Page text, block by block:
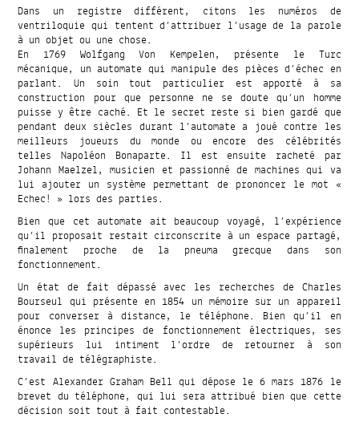
Dans un registre différent, citons les numéros de
ventriloquie qui tentent d’attribuer l’usage de la parole
à un objet ou une chose.
En 1769 Wolfgang Von Kempelen, présente le Turc
mécanique, un automate qui manipule des pièces d’échec en
parlant. Un soin tout particulier est apporté à sa
construction pour que personne ne se doute qu’un homme
puisse y être caché. Et le secret reste si bien gardé que
pendant deux siècles durant l’automate a joué contre les
meilleurs joueurs du monde ou encore des célébrités
telles Napoléon Bonaparte. Il est ensuite racheté par
Johann Maelzel, musicien et passionné de machines qui va
lui ajouter un système permettant de prononcer le mot «
Echec! » lors des parties.
Bien que cet automate ait beaucoup voyagé, l’expérience
qu’il proposait restait circonscrite à un espace partagé,
finalement proche de la pneuma grecque dans son
fonctionnement.
Un état de fait dépassé avec les recherches de Charles
Bourseul qui présente en 1854 un mémoire sur un appareil
pour converser à distance, le téléphone. Bien qu’il en
énonce les principes de fonctionnement électriques, ses
supérieurs lui intiment l’ordre de retourner à son
travail de télégraphiste.
C’est Alexander Graham Bell qui dépose le 6 mars 1876 le
brevet du téléphone, qui lui sera attribué bien que cette
décision soit tout à fait contestable.